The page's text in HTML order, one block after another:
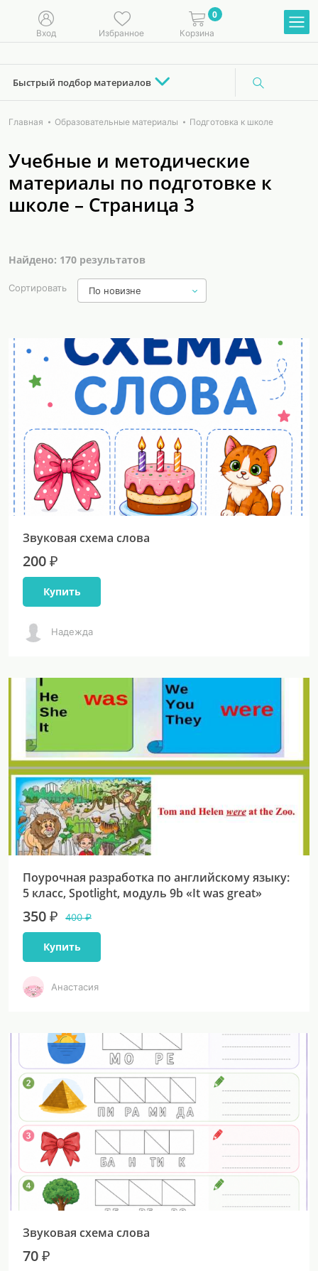
Вход Избранное
0
Корзина
Быстрый подбор материалов
Главная Образовательные материалы Подготовка к школе
Учебные и методические
материалы по подготовке к
школе – Страница 3
Найдено: 170 результатов
Сортировать По новизне
Звуковая схема слова
200 ₽
Купить
Надежда
Поурочная разработка по английскому языку:
5 класс, Spotlight, модуль 9b «It was great»
350 ₽ 400 ₽
Купить
Анастасия
Звуковая схема слова
70 ₽